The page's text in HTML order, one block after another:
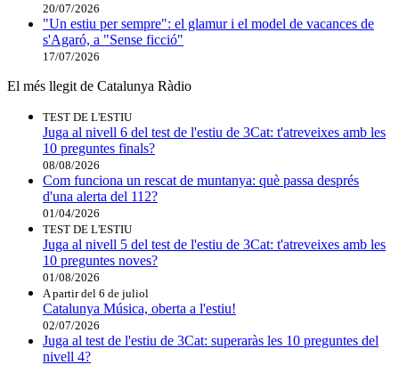
20/07/2026
"Un estiu per sempre": el glamur i el model de vacances de
s'Agaró, a "Sense ficció"
17/07/2026
El més llegit de Catalunya Ràdio
TEST DE L'ESTIU
Juga al nivell 6 del test de l'estiu de 3Cat: t'atreveixes amb les
10 preguntes finals?
08/08/2026
Com funciona un rescat de muntanya: què passa després
d'una alerta del 112?
01/04/2026
TEST DE L'ESTIU
Juga al nivell 5 del test de l'estiu de 3Cat: t'atreveixes amb les
10 preguntes noves?
01/08/2026
A partir del 6 de juliol
Catalunya Música, oberta a l'estiu!
02/07/2026
Juga al test de l'estiu de 3Cat: superaràs les 10 preguntes del
nivell 4?